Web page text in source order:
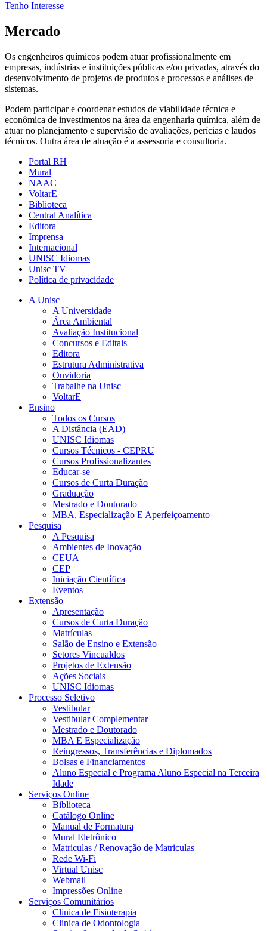
Tenho Interesse
Mercado
Os engenheiros químicos podem atuar profissionalmente em
empresas, indústrias e instituições públicas e/ou privadas, através do
desenvolvimento de projetos de produtos e processos e análises de
sistemas.
Podem participar e coordenar estudos de viabilidade técnica e
econômica de investimentos na área da engenharia química, além de
atuar no planejamento e supervisão de avaliações, perícias e laudos
técnicos. Outra área de atuação é a assessoria e consultoria.
Portal RH
Mural
NAAC
VoltarE
Biblioteca
Central Analítica
Editora
Imprensa
Internacional
UNISC Idiomas
Unisc TV
Política de privacidade
A Unisc
A Universidade
Área Ambiental
Avaliação Institucional
Concursos e Editais
Editora
Estrutura Administrativa
Ouvidoria
Trabalhe na Unisc
VoltarE
Ensino
Todos os Cursos
A Distância (EAD)
UNISC Idiomas
Cursos Técnicos - CEPRU
Cursos Profissionalizantes
Educar-se
Cursos de Curta Duração
Graduação
Mestrado e Doutorado
MBA, Especialização E Aperfeiçoamento
Pesquisa
A Pesquisa
Ambientes de Inovação
CEUA
CEP
Iniciação Científica
Eventos
Extensão
Apresentação
Cursos de Curta Duração
Matrículas
Salão de Ensino e Extensão
Setores Vincualdos
Projetos de Extensão
Ações Sociais
UNISC Idiomas
Processo Seletivo
Vestibular
Vestibular Complementar
Mestrado e Doutorado
MBA E Especialização
Reingressos, Transferências e Diplomados
Bolsas e Financiamentos
Aluno Especial e Programa Aluno Especial na Terceira
Idade
Serviços Online
Biblioteca
Catálogo Online
Manual de Formatura
Mural Eletrônico
Matriculas / Renovação de Matriculas
Rede Wi-Fi
Virtual Unisc
Webmail
Impressões Online
Serviços Comunitários
Clinica de Fisioterapia
Clinica de Odontologia